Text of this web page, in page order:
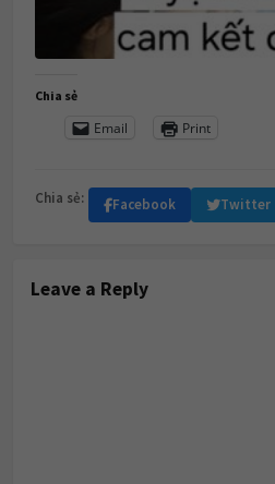
Chia sẻ
Email Print
Chia sẻ: Facebook Twitter
Leave a Reply